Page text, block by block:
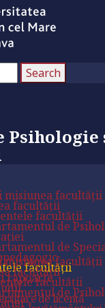
misiunea facultății
facultății
facultății
de
de
facultății
rapoarte
de licență
misiunea facultății
facultății
facultății
de